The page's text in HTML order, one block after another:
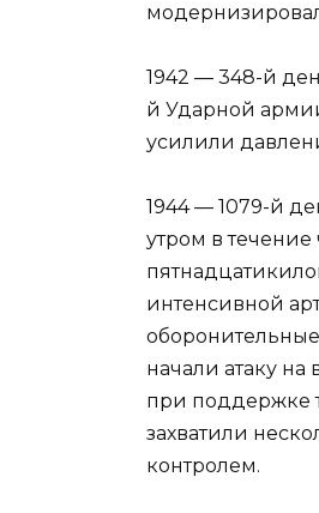
1942 — 348-й
й Ударной армии
усилили
1944 — 1079-й
утром в
интенсивной
начали атаку
при поддержке
захватили
контролем.